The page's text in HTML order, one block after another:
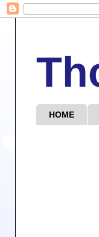
HOME